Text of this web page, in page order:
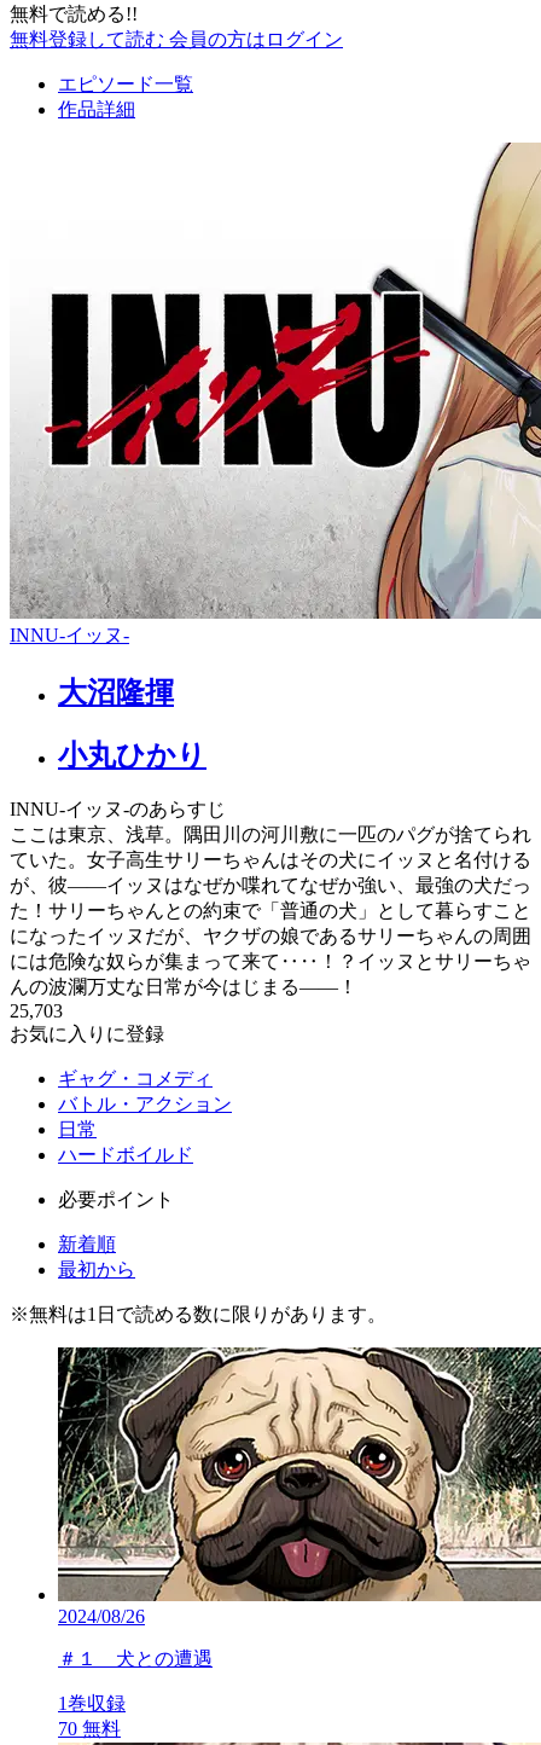
無料で読める!!
無料登録して読む 会員の方はログイン
エピソード一覧
作品詳細
INNU-イッヌ-
大沼隆揮
小丸ひかり
INNU-イッヌ-のあらすじ
ここは東京、浅草。隅田川の河川敷に一匹のパグが捨てられ
ていた。女子高生サリーちゃんはその犬にイッヌと名付ける
が、彼――イッヌはなぜか喋れてなぜか強い、最強の犬だっ
た！サリーちゃんとの約束で「普通の犬」として暮らすこと
になったイッヌだが、ヤクザの娘であるサリーちゃんの周囲
には危険な奴らが集まって来て‥‥！？イッヌとサリーちゃ
んの波瀾万丈な日常が今はじまる――！
25,703
お気に入りに登録
ギャグ・コメディ
バトル・アクション
日常
ハードボイルド
必要ポイント
新着順
最初から
※無料は1日で読める数に限りがあります。
2024/08/26
＃１ 犬との遭遇
1巻収録
70 無料